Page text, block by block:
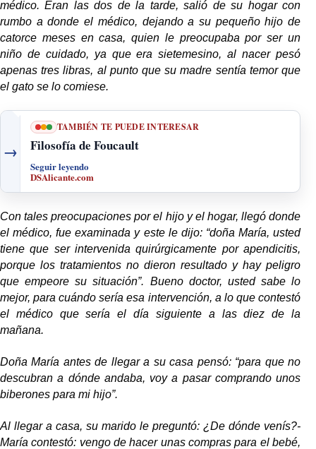
médico. Eran las dos de la tarde, salió de su hogar con
rumbo a donde el médico, dejando a su pequeño hijo de
catorce meses en casa, quien le preocupaba por ser un
niño de cuidado, ya que era sietemesino, al nacer pesó
apenas tres libras, al punto que su madre sentía temor que
el gato se lo comiese.
→
TAMBIÉN TE PUEDE INTERESAR
Filosofía de Foucault
Seguir leyendo
DSAlicante.com
Con tales preocupaciones por el hijo y el hogar, llegó donde
el médico, fue examinada y este le dijo: “doña María, usted
tiene que ser intervenida quirúrgicamente por apendicitis,
porque los tratamientos no dieron resultado y hay peligro
que empeore su situación”. Bueno doctor, usted sabe lo
mejor, para cuándo sería esa intervención, a lo que contestó
el médico que sería el día siguiente a las diez de la
mañana.
Doña María antes de llegar a su casa pensó: “para que no
descubran a dónde andaba, voy a pasar comprando unos
biberones para mi hijo”.
Al llegar a casa, su marido le preguntó: ¿De dónde venís?-
María contestó: vengo de hacer unas compras para el bebé,